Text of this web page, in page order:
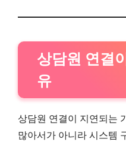
상담원 연결
유
상담원 연결이 지연되는
많아서가 아니라 시스템